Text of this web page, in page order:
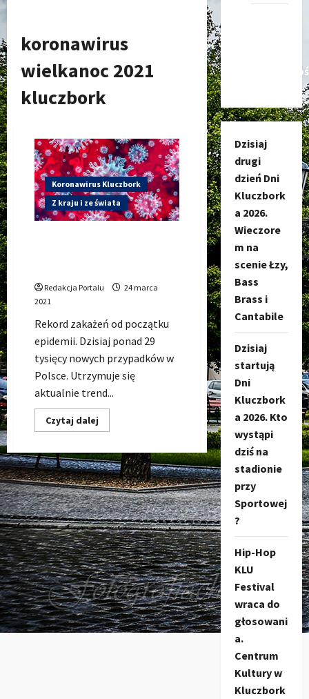
koronawirus
wielkanoc 2021
kluczbork
Koronawirus Kluczbork
Z kraju i ze świata
Redakcja Portalu
24 marca
2021
Rekord zakażeń od początku
epidemii. Dzisiaj ponad 29
tysięcy nowych przypadków w
Polsce. Utrzymuje się
aktualnie trend...
Czytaj dalej
się
Koronawirus:
Ponad
29
tysięcy
zakażeń.
Twardy
Lockdown?
Dzisiaj
drugi
dzień Dni
Kluczbork
a 2026.
Wieczore
m na
scenie Łzy,
Bass
Brass i
Cantabile
Dzisiaj
startują
Dni
Kluczbork
a 2026. Kto
wystąpi
dziś na
stadionie
przy
Sportowej
?
Hip-Hop
KLU
Festival
wraca do
głosowani
a.
Centrum
Kultury w
Kluczbork